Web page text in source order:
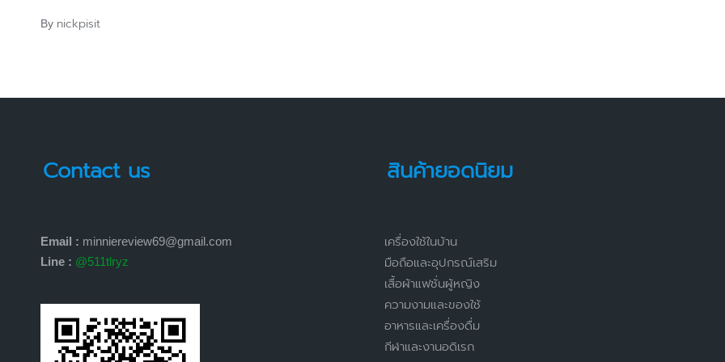
Posted
By nickpisit
Contact us
Email : minniereview69@gmail.com
Line : @511tlryz
สินค้ายอดนิยม
เครื่องใช้ในบ้าน
มือถือและอุปกรณ์เสริม
เสื้อผ้าแฟชั่นผู้หญิง
ความงามและของใช้
อาหารและเครื่องดื่ม
กีฬาและงานอดิเรก